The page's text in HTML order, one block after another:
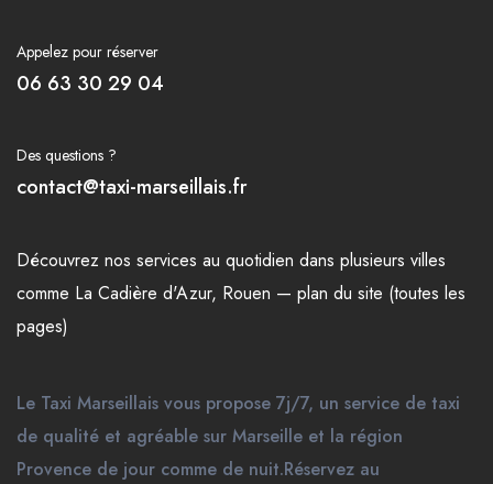
Appelez pour réserver
06 63 30 29 04
Des questions ?
contact@taxi-marseillais.fr
Découvrez nos services au quotidien dans plusieurs villes
comme La Cadière d'Azur, Rouen — plan du site (toutes les
pages)
Le Taxi Marseillais vous propose 7j/7, un service de taxi
de qualité et agréable sur Marseille et la région
Provence de jour comme de nuit.Réservez au